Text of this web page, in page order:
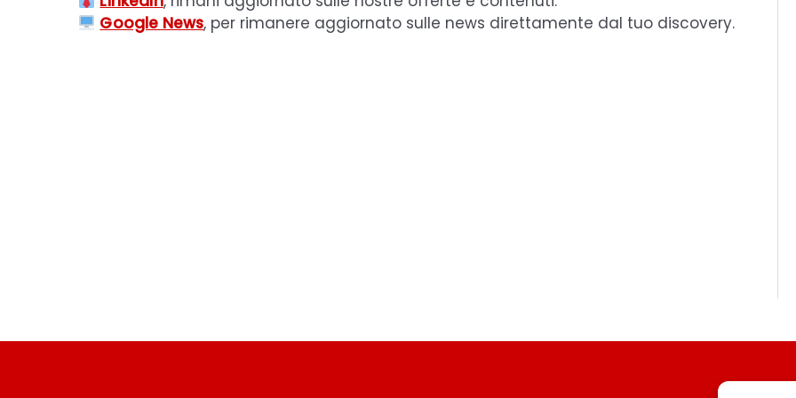
Google News, per rimanere aggiornato sulle news direttamente dal tuo discovery.